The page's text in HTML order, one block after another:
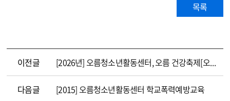
목록
이전글 [2026년] 오름청소년활동센터, 오름 건강축제[오름 행복충전소] 성료
다음글 [2015] 오름청소년활동센터 학교폭력예방교육